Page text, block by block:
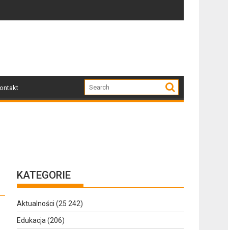
KATEGORIE
Aktualności (25 242)
Edukacja (206)